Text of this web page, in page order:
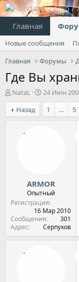
Главная
Новые сообщения
Главная
Форумы
Где Вы
А
в
т
о
NataL
Д
а
а
24 Июн
Назад
1 … 5
ARMOR
Опытный
Регистрация
16 Мар 2010
Сообщения
301
Адрес
Серпухов